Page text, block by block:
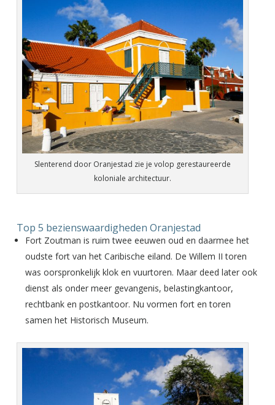
Slenterend door Oranjestad zie je volop gerestaureerde
koloniale architectuur.
Top 5 bezienswaardigheden Oranjestad
Fort Zoutman is ruim twee eeuwen oud en daarmee het
oudste fort van het Caribische eiland. De Willem II toren
was oorspronkelijk klok en vuurtoren. Maar deed later ook
dienst als onder meer gevangenis, belastingkantoor,
rechtbank en postkantoor. Nu vormen fort en toren
samen het Historisch Museum.